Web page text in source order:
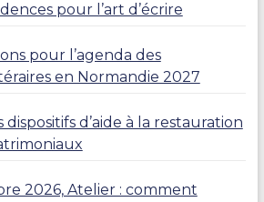
pour l’art d’écrire
pour l’agenda des
en Normandie 2027
d’aide à la restauration
2026, Atelier : comment